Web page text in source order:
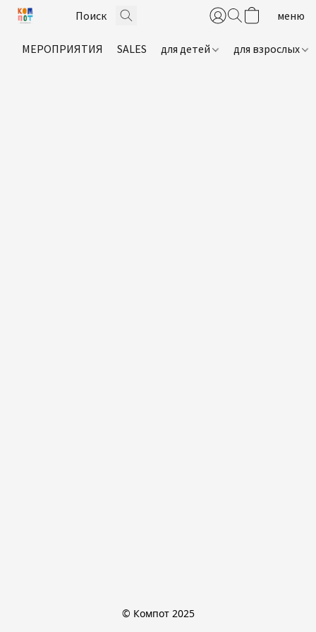
МЕРОПРИЯТИЯ SALES для детей для взрослых
© Компот 2025